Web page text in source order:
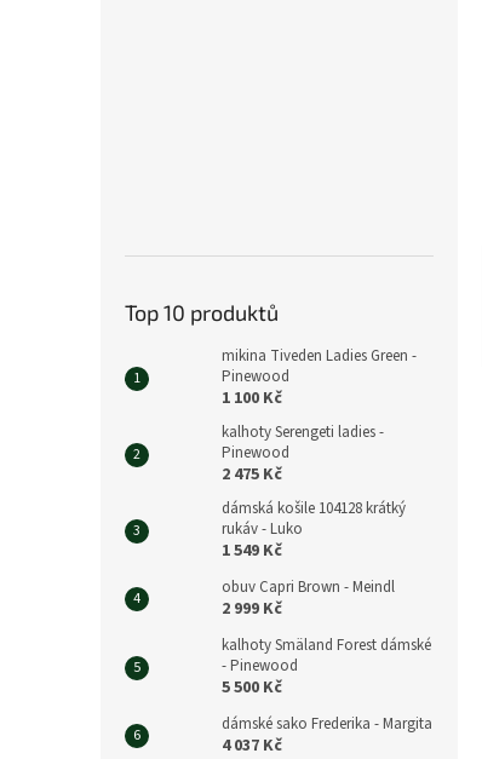
Top 10 produktů
mikina Tiveden Ladies Green -
Pinewood
1 100 Kč
kalhoty Serengeti ladies -
Pinewood
2 475 Kč
dámská košile 104128 krátký
rukáv - Luko
1 549 Kč
obuv Capri Brown - Meindl
2 999 Kč
kalhoty Smäland Forest dámské
- Pinewood
5 500 Kč
dámské sako Frederika - Margita
4 037 Kč